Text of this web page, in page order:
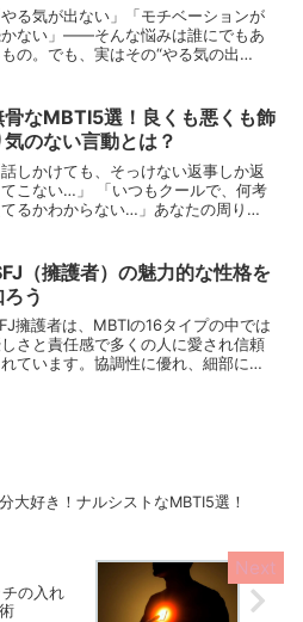
やる気が出ない」「モチベーションが
ない」——そんな悩みは誰にでもあ
の。でも、実はその“やる気の出
ズ・ブリッグス・タイプ指標）は、
性格を16タイプ...
骨なMBTI5選！良くも悪くも飾
気のない言動とは？
話しかけても、そっけない返事しか返
てこない…」 「いつもクールで、何考
てるかわからない…」あなたの周り
から、冷たく見えちゃう。でも実
めちゃくちゃ信頼できて、...
（擁護者）の魅力的な性格を
う
擁護者は、MBTIの16タイプの中では
さと責任感で多くの人に愛され信頼
ています。協調性に優れ、細部にま
大好き！ナルシストなMBTI5選！
の入れ